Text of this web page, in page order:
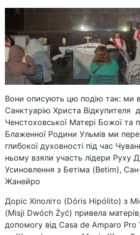
Вони описують цю подію так: ми
Санктуарію Христа Відкупителя
Ченстоховської Матері Божої та
Блаженної Родини Ульмів ми
глибокої духовності під час
ньому взяли участь лідери Руху
Усиновлення з Бетіма (Betim),
Жанейро
Доріс Хіполіто (Dóris Hipólito) з
(Misji Dwóch Żyć) привела
допомогу від Casa de Amparo